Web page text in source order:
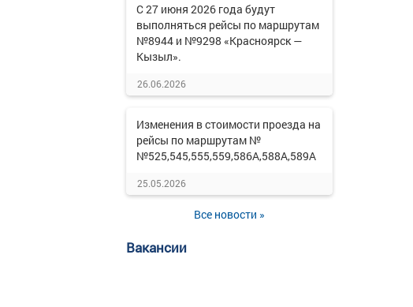
С 27 июня 2026 года будут
выполняться рейсы по маршрутам
№8944 и №9298 «Красноярск —
Кызыл».
26.06.2026
Изменения в стоимости проезда на
рейсы по маршрутам №
№525,545,555,559,586А,588А,589А
25.05.2026
Все новости »
Вакансии